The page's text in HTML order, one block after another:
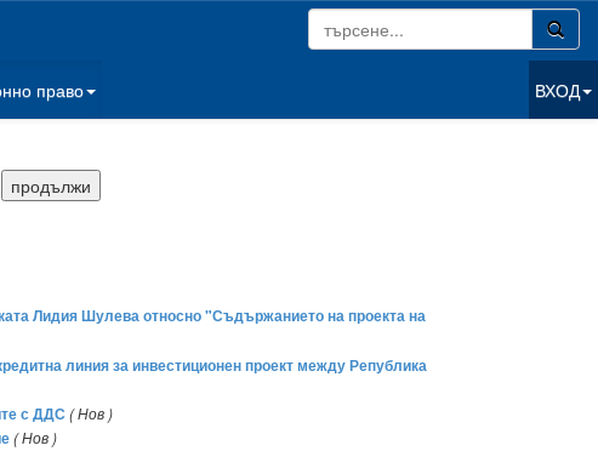
право
ВХОД
Лидия Шулева относно "Съдържанието на проекта на
линия за инвестиционен проект между Република
с ДДС ( Нов )
( Нов )